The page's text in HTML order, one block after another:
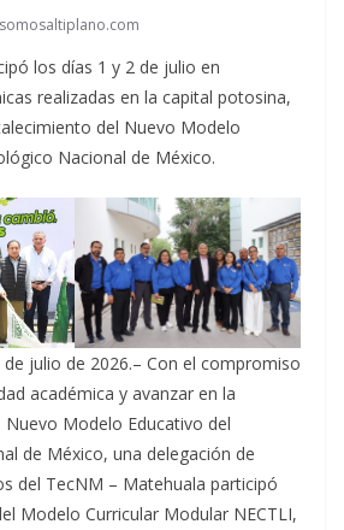
somosaltiplano.com
los días 1 y 2 de julio en
realizadas en la capital potosina,
del Nuevo Modelo
Nacional de México.
de julio de 2026.– Con el compromiso
académica y avanzar en la
Modelo Educativo del
de México, una delegación de
del TecNM – Matehuala participó
Modelo Curricular Modular NECTLI,